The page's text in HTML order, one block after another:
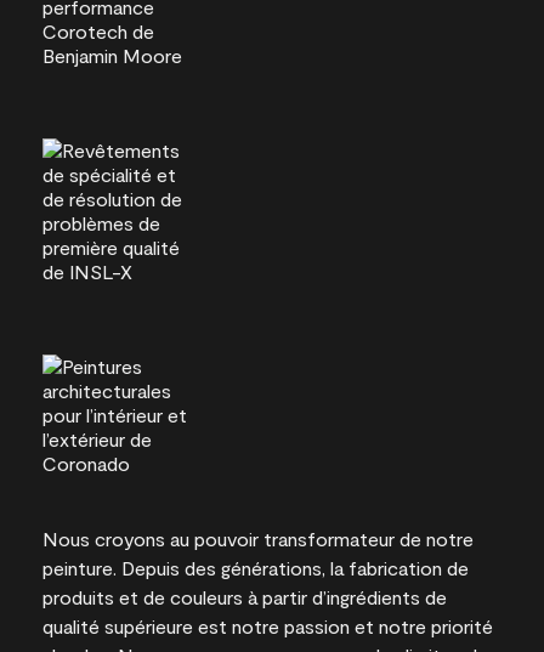
Nous croyons au pouvoir transformateur de notre
peinture. Depuis des générations, la fabrication de
produits et de couleurs à partir d’ingrédients de
qualité supérieure est notre passion et notre priorité